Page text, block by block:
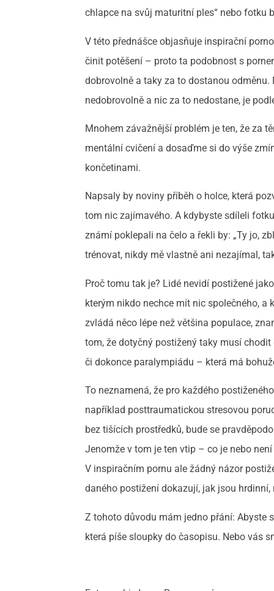
chlapce na svůj maturitní ples“ nebo fotku
V této přednášce objasňuje inspirační
činit potěšení – proto ta podobnost s
dobrovolně a taky za to dostanou
nedobrovolně a nic za to nedostane, je
Mnohem závažnější problém je ten, že za
mentální cvičení a dosaďme si do výše
končetinami.
Napsaly by noviny příběh o holce, která
tom nic zajímavého. A kdybyste sdíleli
známí poklepali na čelo a řekli by: „Ty jo,
trénovat, nikdy mě vlastně ani nezajímal,
Proč tomu tak je? Lidé nevidí postižené
kterým nikdo nechce mít nic společného,
zvládá něco lépe než většina populace,
tom, že dotyčný postižený taky musí
či dokonce paralympiádu – která má
To neznamená, že pro každého
například posttraumatickou stresovou
bez tišících prostředků, bude se
Jenomže v tom je ten vtip – co je nebo
V inspiračním pornu ale žádný názor
daného postižení dokazují, jak jsou hrdinní,
Z tohoto důvodu mám jedno přání: Abyste
která píše sloupky do časopisu. Nebo vás